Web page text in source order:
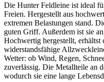
Die Hunter Feldleine ist ideal
Freien. Hergestellt aus
extremen Belastungen stand.
guten Griff. Außerdem ist sie
Hochwertig hergestellt,
widerstandsfähige
Wetter: ob Wind, Regen,
zuverlässig. Die Metallteile an
wodurch sie eine lange